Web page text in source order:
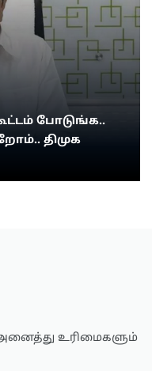
போடுங்க..
திமுக
அனைத்து உரிமைகளும்